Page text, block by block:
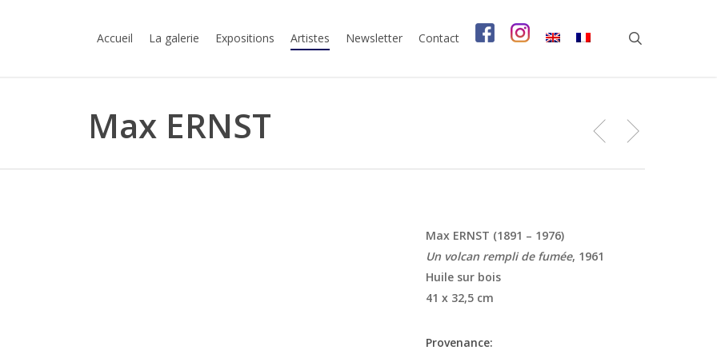
Accueil La galerie Expositions Artistes Newsletter Contact
Max ERNST
Max ERNST (1891 – 1976)
Un volcan rempli de fumée, 1961
Huile sur bois
41 x 32,5 cm
Provenance: